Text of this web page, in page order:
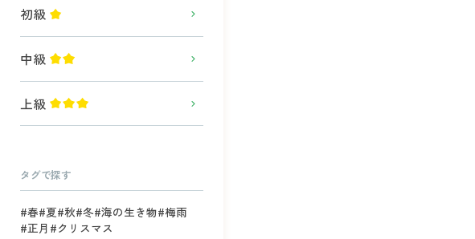
十二支・干支
初級
中級
上級
タグで探す
#春#夏#秋#冬#海の生き物#梅雨
#正月 #クリスマス